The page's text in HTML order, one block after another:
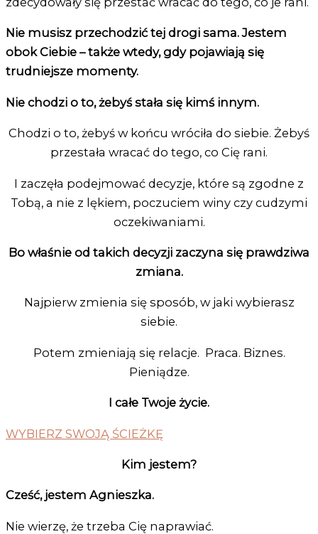
Nie musisz przechodzić tej drogi sama. Jestem
obok Ciebie – także wtedy, gdy pojawiają się
trudniejsze momenty.
Nie chodzi o to, żebyś stała się kimś innym.
Chodzi o to, żebyś w końcu wróciła do siebie. Żebyś
przestała wracać do tego, co Cię rani.
I zaczęła podejmować decyzje, które są zgodne z
Tobą, a nie z lękiem, poczuciem winy czy cudzymi
oczekiwaniami.
Bo właśnie od takich decyzji zaczyna się prawdziwa
zmiana.
Najpierw zmienia się sposób, w jaki wybierasz
siebie.
Potem zmieniają się relacje. Praca. Biznes.
Pieniądze.
I całe Twoje życie.
WYBIERZ SWOJĄ ŚCIEŻKĘ
Kim jestem?
Cześć, jestem Agnieszka.
Nie wierzę, że trzeba Cię naprawiać.